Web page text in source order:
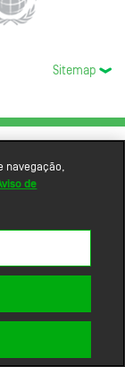
Sitemap
navegação,
de